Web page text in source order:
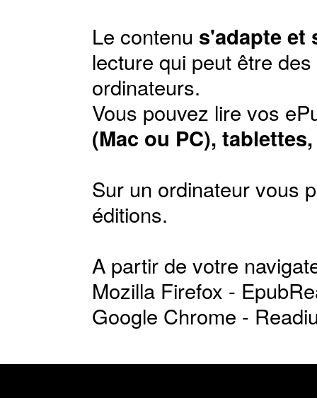
Le contenu s'adapte et
lecture qui peut être
ordinateurs.
Vous pouvez lire vos
(Mac ou PC),
Sur un ordinateur vous
éditions.
A partir de votre
Mozilla Firefox -
Google Chrome -